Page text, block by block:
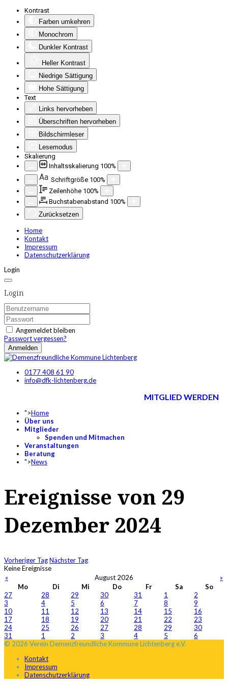
Kontrast
Farben umkehren
Monochrom
Dunkler Kontrast
Heller Kontrast
Niedrige Sättigung
Hohe Sättigung
Text
Links hervorheben
Überschriften hervorheben
Bildschirmleser
Lesemodus
Skalierung
Inhaltsskalierung 100%
Aa Schriftgröße 100%
Zeilenhöhe 100%
Buchstabenabstand 100%
Zurücksetzen
Home
Kontakt
Impressum
Datenschutzerklärung
Login
Login
Angemeldet bleiben
Passwort vergessen?
Anmelden
0177 408 61 90
info@dfk-lichtenberg.de
MITGLIED WERDEN
">Home
Über uns
Mitglieder
Spenden und Mitmachen
Veranstaltungen
Beratung
">News
Ereignisse von 29
Dezember 2024
Vorheriger TagNächster Tag
Keine Ereignisse
«
August 2026
»
Mo
Di Mi Do Fr Sa
So
27
28 29 30 31 1
2
3
4 5 6 7 8
9
10
11 12 13 14 15
16
17
18 19 20 21 22
23
24
25 26 27 28 29
30
31
1 2 3 4 5
6
© 2026 Verein Demenzfreundliche Kommune Lichtenberg e.V.
Kontakt
Impressum
Datenschutzerklärung